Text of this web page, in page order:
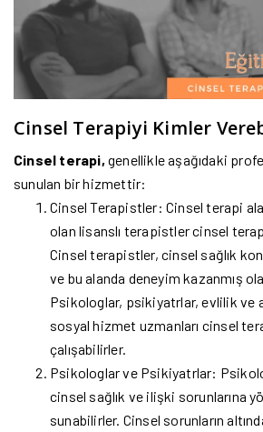
Cinsel Terapiyi Kimler
Cinsel terapi, genellikle aşağıdaki
sunulan bir hizmettir:
Cinsel Terapistler: Cinsel terapi
olan lisanslı terapistler cinsel
Cinsel terapistler, cinsel sağlık
ve bu alanda deneyim kazanmış
Psikologlar, psikiyatrlar, evlilik ve
sosyal hizmet uzmanları cinsel
çalışabilirler.
Psikologlar ve Psikiyatrlar:
cinsel sağlık ve ilişki sorunlarına
sunabilirler. Cinsel sorunların